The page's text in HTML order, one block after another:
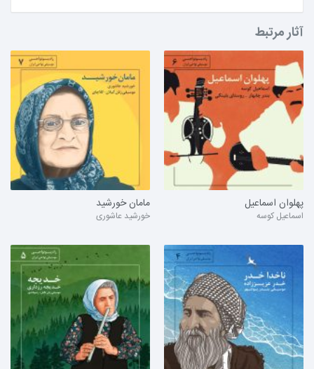
آثار مرتبط
مامان خورشید
خورشید عاشوری
پهلوان اسماعیل
اسماعیل کوسه